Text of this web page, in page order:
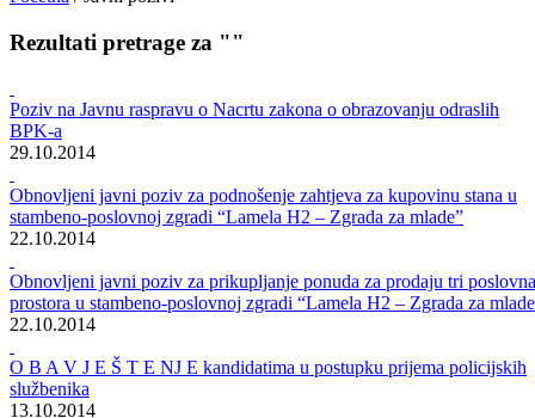
Javni pozivi
Rezultati pretrage za ""